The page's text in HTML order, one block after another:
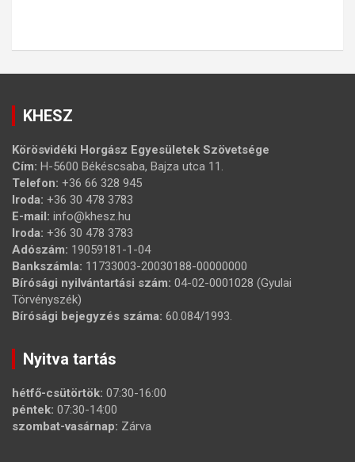
KHESZ
Körösvidéki Horgász Egyesületek Szövetsége
Cím: H-5600 Békéscsaba, Bajza utca 11.
Telefon: +36 66 328 945
Iroda: +36 30 478 3783
E-mail: info@khesz.hu
Iroda: +36 30 478 3783
Adószám: 19059181-1-04
Bankszámla: 11733003-20030188-00000000
Bírósági nyilvántartási szám: 04-02-0001028 (Gyulai
Törvényszék)
Bírósági bejegyzés száma: 60.084/1993.
Nyitva tartás
hétfő-csütörtök: 07:30-16:00
péntek: 07:30-14:00
szombat-vasárnap: Zárva